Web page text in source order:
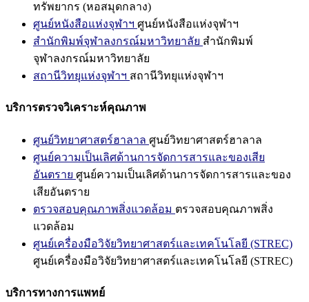
ทรัพยากร (หอสมุดกลาง)
ศูนย์หนังสือแห่งจุฬาฯ ศูนย์หนังสือแห่งจุฬาฯ
สำนักพิมพ์จุฬาลงกรณ์มหาวิทยาลัย สำนักพิมพ์
จุฬาลงกรณ์มหาวิทยาลัย
สถานีวิทยุแห่งจุฬาฯ สถานีวิทยุแห่งจุฬาฯ
บริการตรวจวิเคราะห์คุณภาพ
ศูนย์วิทยาศาสตร์ฮาลาล ศูนย์วิทยาศาสตร์ฮาลาล
ศูนย์ความเป็นเลิศด้านการจัดการสารและของเสีย
อันตราย ศูนย์ความเป็นเลิศด้านการจัดการสารและของ
เสียอันตราย
ตรวจสอบคุณภาพสิ่งแวดล้อม ตรวจสอบคุณภาพสิ่ง
แวดล้อม
ศูนย์เครื่องมือวิจัยวิทยาศาสตร์และเทคโนโลยี (STREC)
ศูนย์เครื่องมือวิจัยวิทยาศาสตร์และเทคโนโลยี (STREC)
บริการทางการแพทย์